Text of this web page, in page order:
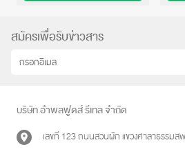
สมัครเพื่อรับข่าวสาร
บริษัท อำพลฟูดส์ รีเทล จำกัด
เลขที่ 123 ถนนสวนผัก แขวงศาลาธรรม